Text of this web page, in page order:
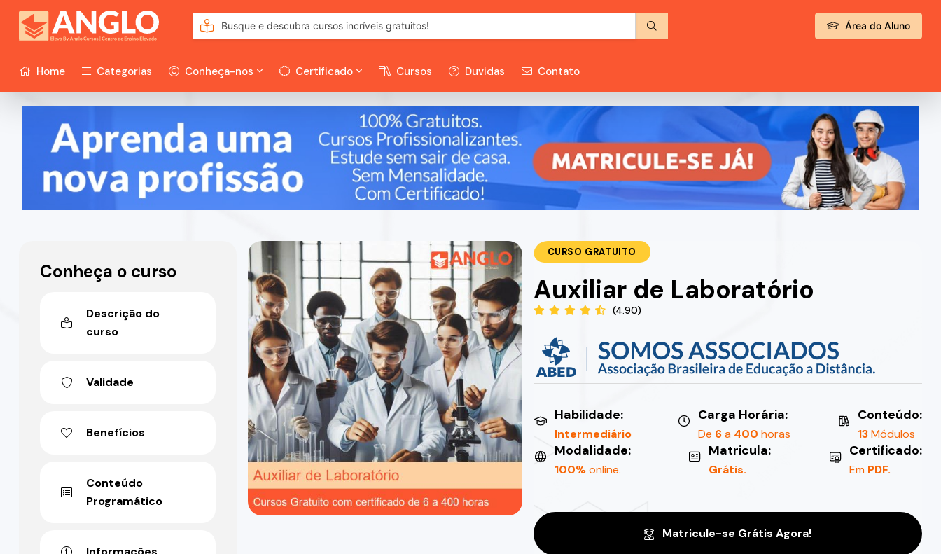
Área do Aluno
Home Categorias Conheça-nos Certificado Cursos Duvidas Contato
CURSO GRATUITO
Auxiliar de Laboratório
(4.90)
Habilidade:
Intermediário
Carga Horária:
De 6a 400 horas
Conteúdo:
13Módulos
Modalidade:
100%online.
Matricula:
Grátis.
Certificado:
Em PDF.
Matricule-se Grátis Agora!
Conheça o curso
Descrição do
curso
Validade
Benefícios
Conteúdo
Programático